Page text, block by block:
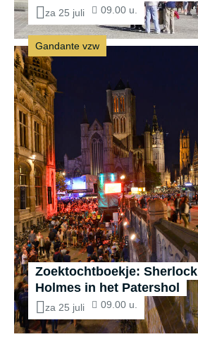
za 25 juli 09.00 u.
Zoektochtboekje: Sherlock
Holmes in het Patershol
za 25 juli 09.00 u.
Gandante vzw